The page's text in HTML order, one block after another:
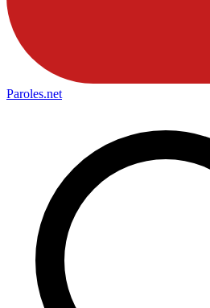
Paroles.net